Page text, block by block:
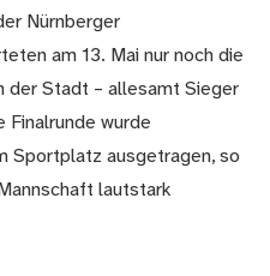
Nürnberger
am 13. Mai nur noch die
der Stadt – allesamt Sieger
Finalrunde wurde
Sportplatz ausgetragen, so
lautstark